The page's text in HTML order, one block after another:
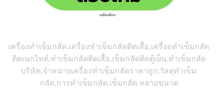
เครื่องทำเข็มกลัด,เครื่องทำเข็มกลัดติดเสื้อ,เครื่งอทำเข็มกลัด
ติดเนกไทด์,ทำเข็มกลัดติดเสื้อ,เข็มกลัดติดตู้เย็น,ทำเข็มกลัด
บริษัท,จำหน่ายเครื่องทำเข็มกลัดราคาถูก,วัสดุทำเข็ม
กลัด,การทำเข็มกลัด,เข็มกลัด หลายขนาด